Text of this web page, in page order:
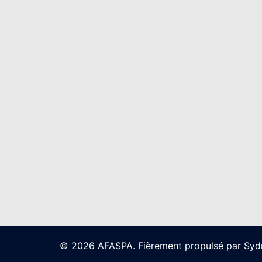
© 2026 AFASPA. Fièrement propulsé par